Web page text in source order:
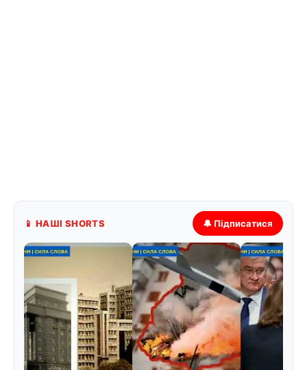
📱 НАШІ SHORTS 🔔 Підписатися